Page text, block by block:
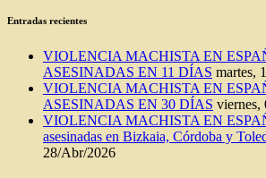
Entradas recientes
VIOLENCIA MACHISTA EN
ASESINADAS EN 11 DÍAS martes,
VIOLENCIA MACHISTA EN
ASESINADAS EN 30 DÍAS viernes,
VIOLENCIA MACHISTA EN
asesinadas en Bizkaia, Córdoba y
28/Abr/2026